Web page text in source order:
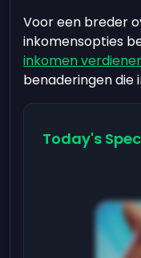
Voor een breder
inkomensopties
inkomen
benaderingen die
Today's